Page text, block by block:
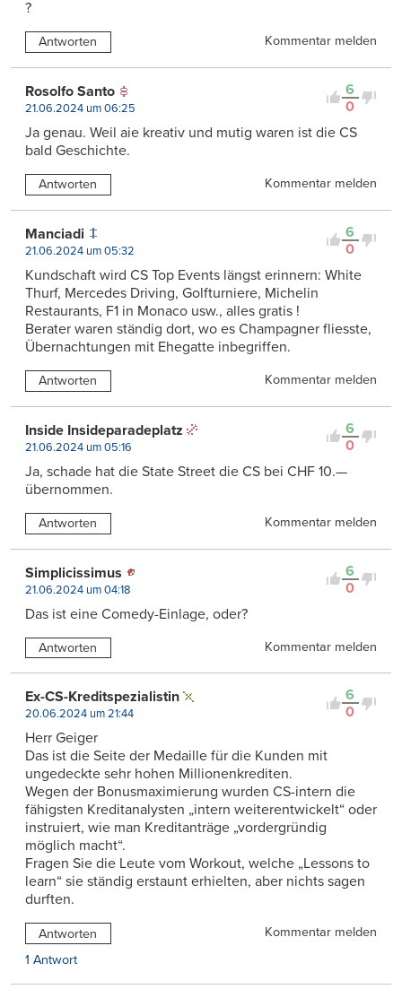
?
Antworten Kommentar melden
6
0
Rosolfo Santo
21.06.2024 um 06:25
Ja genau. Weil aie kreativ und mutig waren ist die CS
bald Geschichte.
Antworten Kommentar melden
6
0
Manciadi
21.06.2024 um 05:32
Kundschaft wird CS Top Events längst erinnern: White
Thurf, Mercedes Driving, Golfturniere, Michelin
Restaurants, F1 in Monaco usw., alles gratis !
Berater waren ständig dort, wo es Champagner fliesste,
Übernachtungen mit Ehegatte inbegriffen.
Antworten Kommentar melden
6
0
Inside Insideparadeplatz
21.06.2024 um 05:16
Ja, schade hat die State Street die CS bei CHF 10.—
übernommen.
Antworten Kommentar melden
6
0
Simplicissimus
21.06.2024 um 04:18
Das ist eine Comedy-Einlage, oder?
Antworten Kommentar melden
6
0
Ex-CS-Kreditspezialistin
20.06.2024 um 21:44
Herr Geiger
Das ist die Seite der Medaille für die Kunden mit
ungedeckte sehr hohen Millionenkrediten.
Wegen der Bonusmaximierung wurden CS-intern die
fähigsten Kreditanalysten „intern weiterentwickelt“ oder
instruiert, wie man Kreditanträge „vordergründig
möglich macht“.
Fragen Sie die Leute vom Workout, welche „Lessons to
learn“ sie ständig erstaunt erhielten, aber nichts sagen
durften.
Antworten
Kommentar melden
1 Antwort